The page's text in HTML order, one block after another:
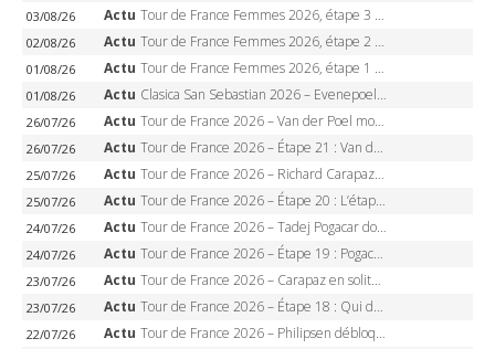
03/08/26 Actu Tour de France Femmes 2026, étape 3 – Sigrid Haugset en solitaire, 88 km d’échappée, maillot jaune
02/08/26 Actu Tour de France Femmes 2026, étape 2 – Lorena Wiebes doublé à Genève, Markus héroïque, 7e record
01/08/26 Actu Tour de France Femmes 2026, étape 1 – Lorena Wiebes intouchable à Lausanne, premier maillot jaune
01/08/26 Actu Clasica San Sebastian 2026 – Evenepoel recordman, 4e victoire, Carapaz battu au sprint
26/07/26 Actu Tour de France 2026 – Van der Poel monumental à Paris, Pogacar égale le record des cinq sacres
26/07/26 Actu Tour de France 2026 – Étape 21 : Van der Poel, Pogacar, qui succédera à Wout van Aert sur les Champs-Elysées ?
25/07/26 Actu Tour de France 2026 – Richard Carapaz roi des Alpes, doublé et maillot à pois, Seixas perd le podium
25/07/26 Actu Tour de France 2026 – Étape 20 : L’étape reine, Galibier, Sarenne, Alpe d’Huez, qui succédera à Pogacar ?
24/07/26 Actu Tour de France 2026 – Tadej Pogacar dompte l’Alpe d’Huez, 5e victoire, record de Pantani pulvérisé
24/07/26 Actu Tour de France 2026 – Étape 19 : Pogacar peut-il enfin dompter l’Alpe d’Huez ?
23/07/26 Actu Tour de France 2026 – Carapaz en solitaire à Orcières-Merlette, Paret-Peintre à un point du maillot à pois
23/07/26 Actu Tour de France 2026 – Étape 18 : Qui domptera Orcières-Merlette, première marche vers l’Alpe d’Huez ?
22/07/26 Actu Tour de France 2026 – Philipsen débloque son compteur à Voiron, Pedersen en danger pour le maillot vert